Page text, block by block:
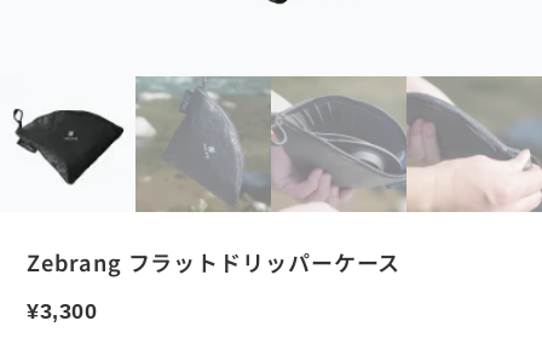
Zebrang フラットドリッパーケース
¥3,300